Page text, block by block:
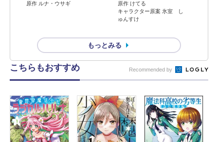
原作 ルナ・ウサギ
原作 けてる
キャラクター原案 氷室 し
ゅんすけ
もっとみる
こちらもおすすめ Recommended by